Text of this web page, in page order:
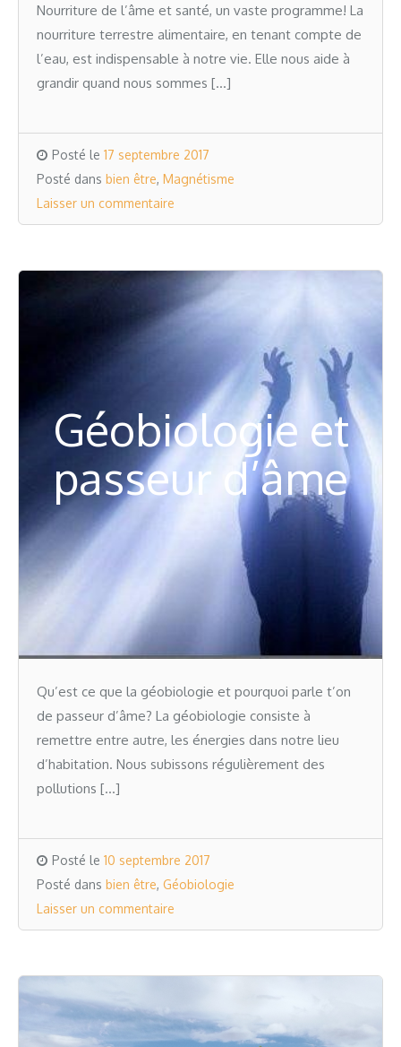
Nourriture de l’âme et santé, un vaste programme! La
nourriture terrestre alimentaire, en tenant compte de
l’eau, est indispensable à notre vie. Elle nous aide à
grandir quand nous sommes […]
Posté le 17 septembre 2017
Posté dans bien être, Magnétisme
Laisser un commentaire
Géobiologie et
passeur d’âme
Qu’est ce que la géobiologie et pourquoi parle t’on
de passeur d’âme? La géobiologie consiste à
remettre entre autre, les énergies dans notre lieu
d’habitation. Nous subissons régulièrement des
pollutions […]
Posté le 10 septembre 2017
Posté dans bien être, Géobiologie
Laisser un commentaire